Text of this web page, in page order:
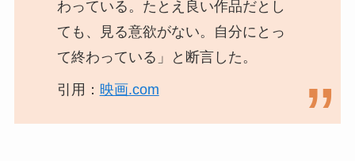
わっている。たとえ良い作品だとし
ても、見る意欲がない。自分にとっ
て終わっている」と断言した。
引用： 映画.com